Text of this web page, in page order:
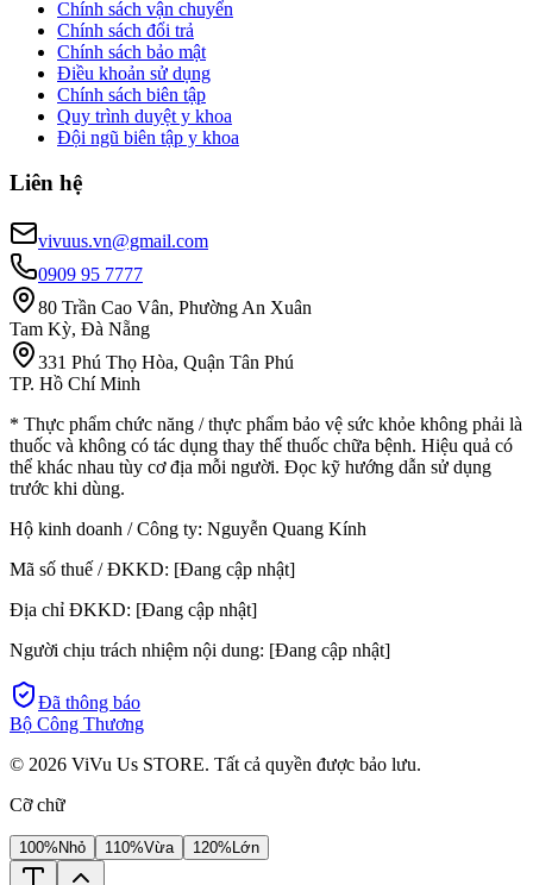
Chính sách vận chuyển
Chính sách đổi trả
Chính sách bảo mật
Điều khoản sử dụng
Chính sách biên tập
Quy trình duyệt y khoa
Đội ngũ biên tập y khoa
Liên hệ
vivuus.vn@gmail.com
0909 95 7777
80 Trần Cao Vân, Phường An Xuân
Tam Kỳ, Đà Nẵng
331 Phú Thọ Hòa, Quận Tân Phú
TP. Hồ Chí Minh
* Thực phẩm chức năng / thực phẩm bảo vệ sức khỏe không phải là
thuốc và không có tác dụng thay thế thuốc chữa bệnh. Hiệu quả có
thể khác nhau tùy cơ địa mỗi người. Đọc kỹ hướng dẫn sử dụng
trước khi dùng.
Hộ kinh doanh / Công ty: Nguyễn Quang Kính
Mã số thuế / ĐKKD: [Đang cập nhật]
Địa chỉ ĐKKD: [Đang cập nhật]
Người chịu trách nhiệm nội dung: [Đang cập nhật]
Đã thông báo
Bộ Công Thương
© 2026 ViVu Us STORE. Tất cả quyền được bảo lưu.
Cỡ chữ
100% Nhỏ 110%Vừa 120% Lớn